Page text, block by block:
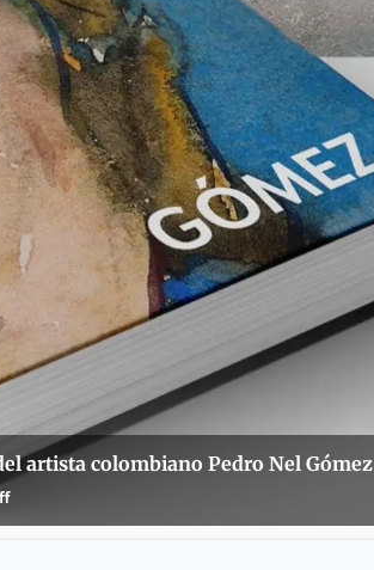
artista colombiano Pedro Nel Gómez